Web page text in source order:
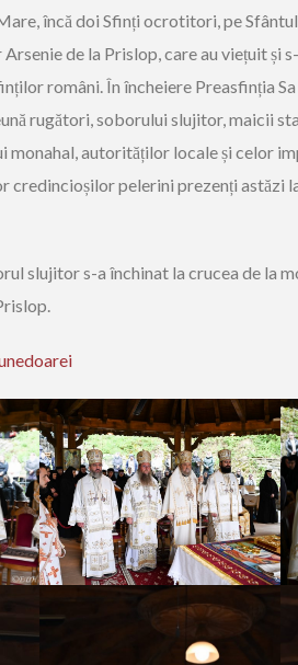
încă doi Sfinți ocrotitori, pe
de la Prislop, care au viețuit și
români. În încheiere Preasfinția
rugători, soborului slujitor, maicii
monahal, autorităților locale și celor
credincioșilor pelerini prezenți astăzi
slujitor s-a închinat la crucea de la